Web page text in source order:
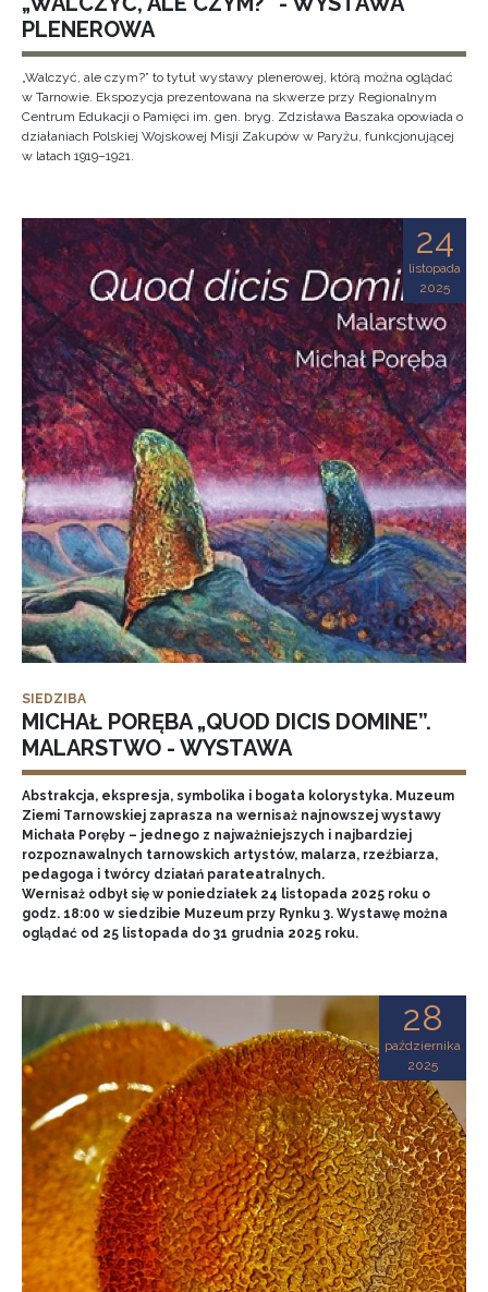
PLENEROWA
„Walczyć, ale czym?” to tytuł wystawy plenerowej, którą można oglądać
w Tarnowie. Ekspozycja prezentowana na skwerze przy Regionalnym
Centrum Edukacji o Pamięci im. gen. bryg. Zdzisława Baszaka opowiada o
działaniach Polskiej Wojskowej Misji Zakupów w Paryżu, funkcjonującej
w latach 1919–1921.
24
listopada
2025
SIEDZIBA
MICHAŁ PORĘBA „QUOD DICIS DOMINE”.
MALARSTWO - WYSTAWA
Abstrakcja, ekspresja, symbolika i bogata kolorystyka. Muzeum
Ziemi Tarnowskiej zaprasza na wernisaż najnowszej wystawy
Michała Poręby – jednego z najważniejszych i najbardziej
rozpoznawalnych tarnowskich artystów, malarza, rzeźbiarza,
pedagoga i twórcy działań parateatralnych.
Wernisaż odbył się w poniedziałek 24 listopada 2025 roku o
godz. 18:00 w siedzibie Muzeum przy Rynku 3. Wystawę można
oglądać od 25 listopada do 31 grudnia 2025 roku.
28
października
2025